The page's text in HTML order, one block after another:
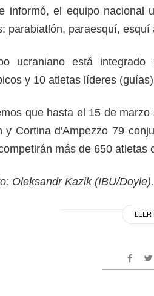
informó, el equipo nacional
parabiatlón, paraesquí, esquí
ucraniano está
y 10 atletas líderes
que hasta el 15 de
y Cortina d'Ampezzo 79
más de 650 atletas
Oleksandr Kazik (IBU/Doyle).
LEER